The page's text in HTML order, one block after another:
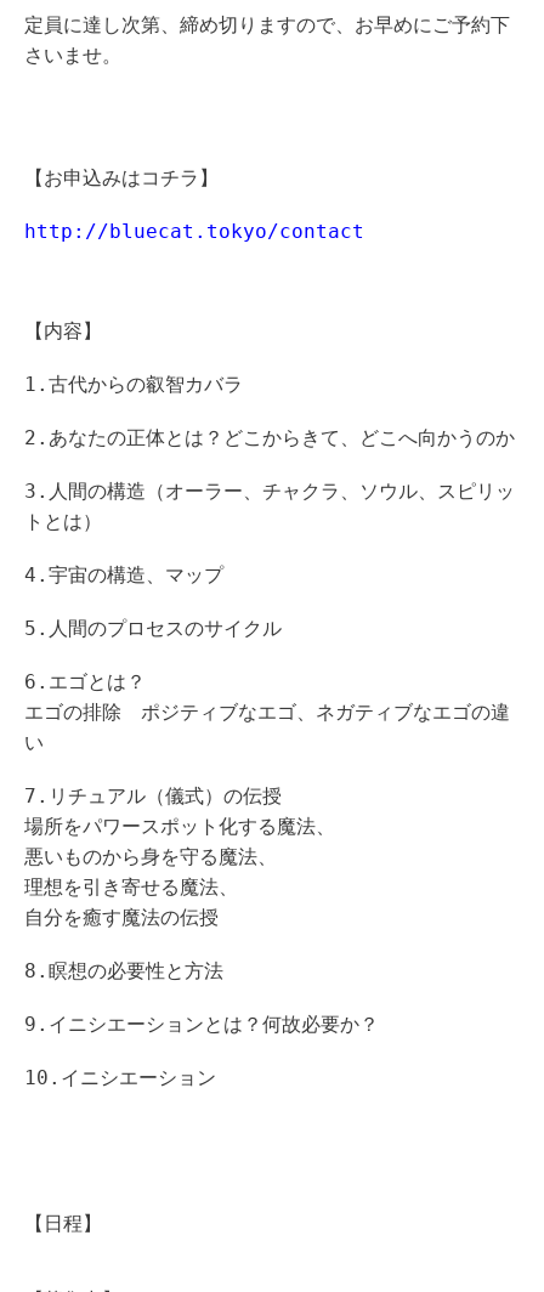
定員に達し次第、締め切りますので、お早めにご予約下
さいませ。
【お申込みはコチラ】
http://bluecat.tokyo/contact
【内容】
1.古代からの叡智カバラ
2.あなたの正体とは？どこからきて、どこへ向かうのか
3.人間の構造（オーラー、チャクラ、ソウル、スピリッ
トとは）
4.宇宙の構造、マップ
5.人間のプロセスのサイクル
6.エゴとは？
エゴの排除 ポジティブなエゴ、ネガティブなエゴの違
い
7.リチュアル（儀式）の伝授
場所をパワースポット化する魔法、
悪いものから身を守る魔法、
理想を引き寄せる魔法、
自分を癒す魔法の伝授
8.瞑想の必要性と方法
9.イニシエーションとは？何故必要か？
10.イニシエーション
【日程】